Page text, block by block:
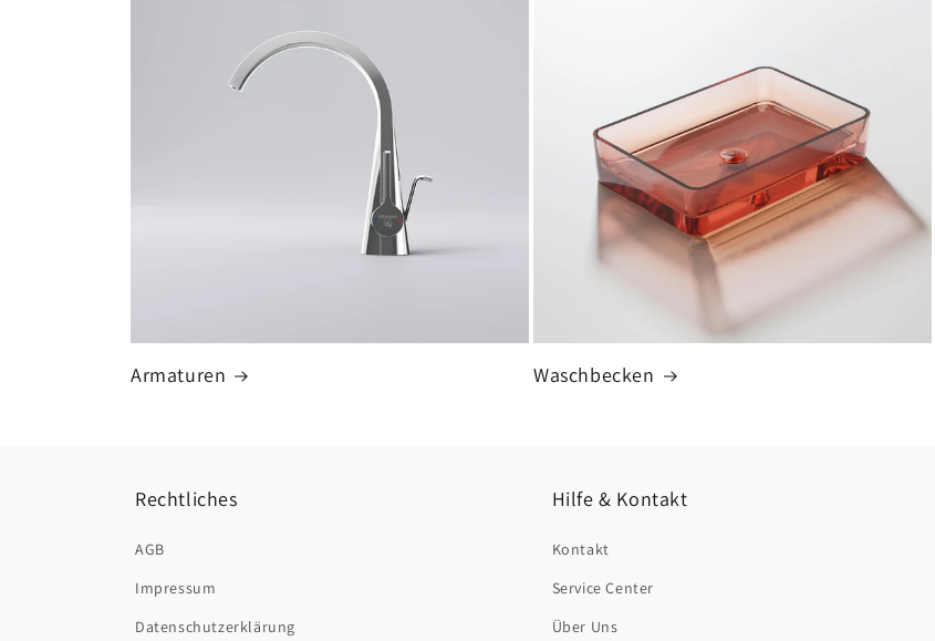
Armaturen Waschbecken
Rechtliches
AGB
Impressum
Datenschutzerklärung
Hilfe & Kontakt
Kontakt
Service Center
Über Uns